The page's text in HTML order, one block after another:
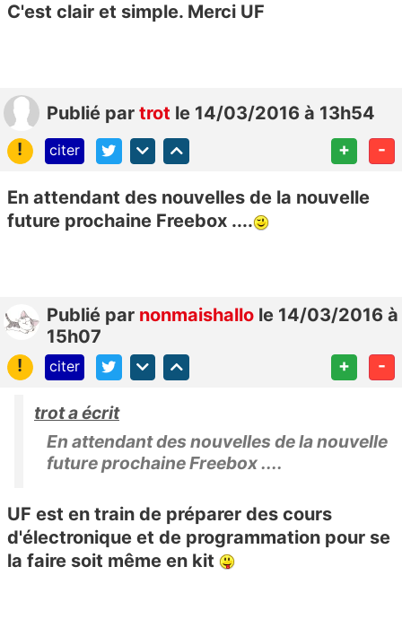
C'est clair et simple. Merci UF
Publié par trot le 14/03/2016 à 13h54
!
citer + -
En attendant des nouvelles de la nouvelle
future prochaine Freebox ....
Publié par nonmaishallo le 14/03/2016 à
15h07
!
citer + -
trot a écrit
En attendant des nouvelles de la nouvelle
future prochaine Freebox ....
UF est en train de préparer des cours
d'électronique et de programmation pour se
la faire soit même en kit